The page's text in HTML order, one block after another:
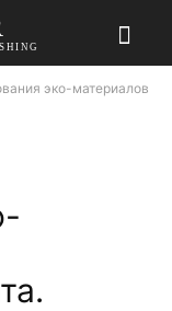
эко-материалов